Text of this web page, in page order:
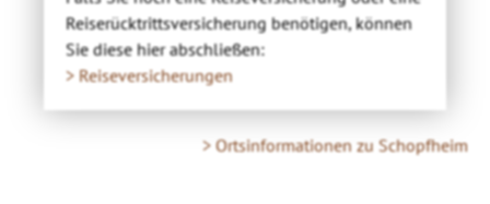
Reiserücktrittsversicherung benötigen, können
Sie diese hier abschließen:
> Reiseversicherungen
> Ortsinformationen zu Schopfheim